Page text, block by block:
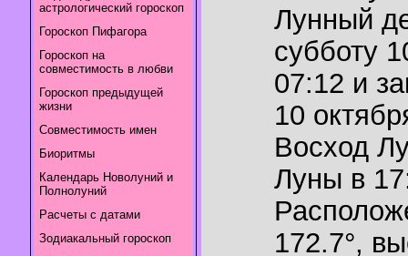
астрологический гороскоп
Гороскоп Пифагора
Гороскоп на
совместимость в любви
Гороскоп предыдущей
жизни
Совместимость имен
Биоритмы
Календарь Новолуний и
Полнолуний
Расчеты с датами
Зодиакальный гороскоп
Лунный
субботу
07:12 и
10
Восход
Луны в
172.7°,